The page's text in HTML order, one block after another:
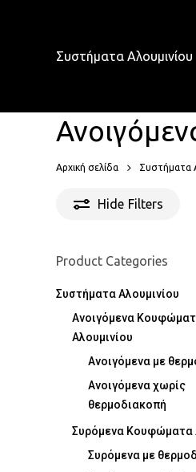
Συστήματα Αλουμινίου
Αρχική σελίδα Συστήματα
Hide Filters
Product Categories
Συστήματα Αλουμινίου
Ανοιγόμενα
Αλουμινίου
Ανοιγόμενα με
Ανοιγόμενα χωρίς
θερμοδιακοπή
Συρόμενα Κουφώματα
Συρόμενα με